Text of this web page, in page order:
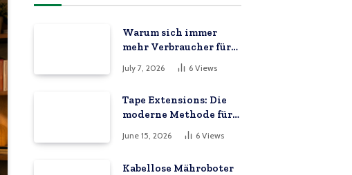
Warum sich immer
mehr Verbraucher für
erschwingliche
Online-Marktplätze
July 7, 2026 6 Views
Tape Extensions: Die
moderne Methode für
volles und langes Haar
June 15, 2026 6 Views
Kabellose Mähroboter